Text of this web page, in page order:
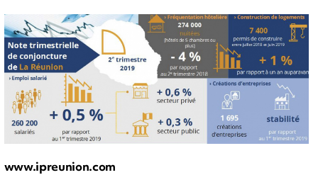
www.ipreunion.com